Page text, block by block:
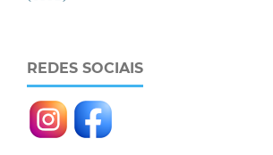
REDES SOCIAIS